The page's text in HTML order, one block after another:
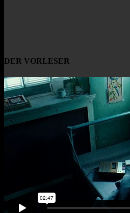
DER VORLESER